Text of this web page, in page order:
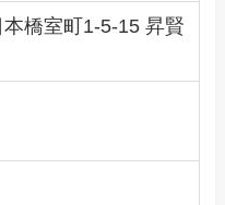
橋室町1-5-15 昇賢